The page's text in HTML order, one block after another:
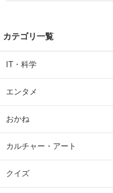
カテゴリ一覧
IT・科学
エンタメ
おかね
カルチャー・アート
クイズ